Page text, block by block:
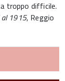
troppo difficile.
al 1915, Reggio